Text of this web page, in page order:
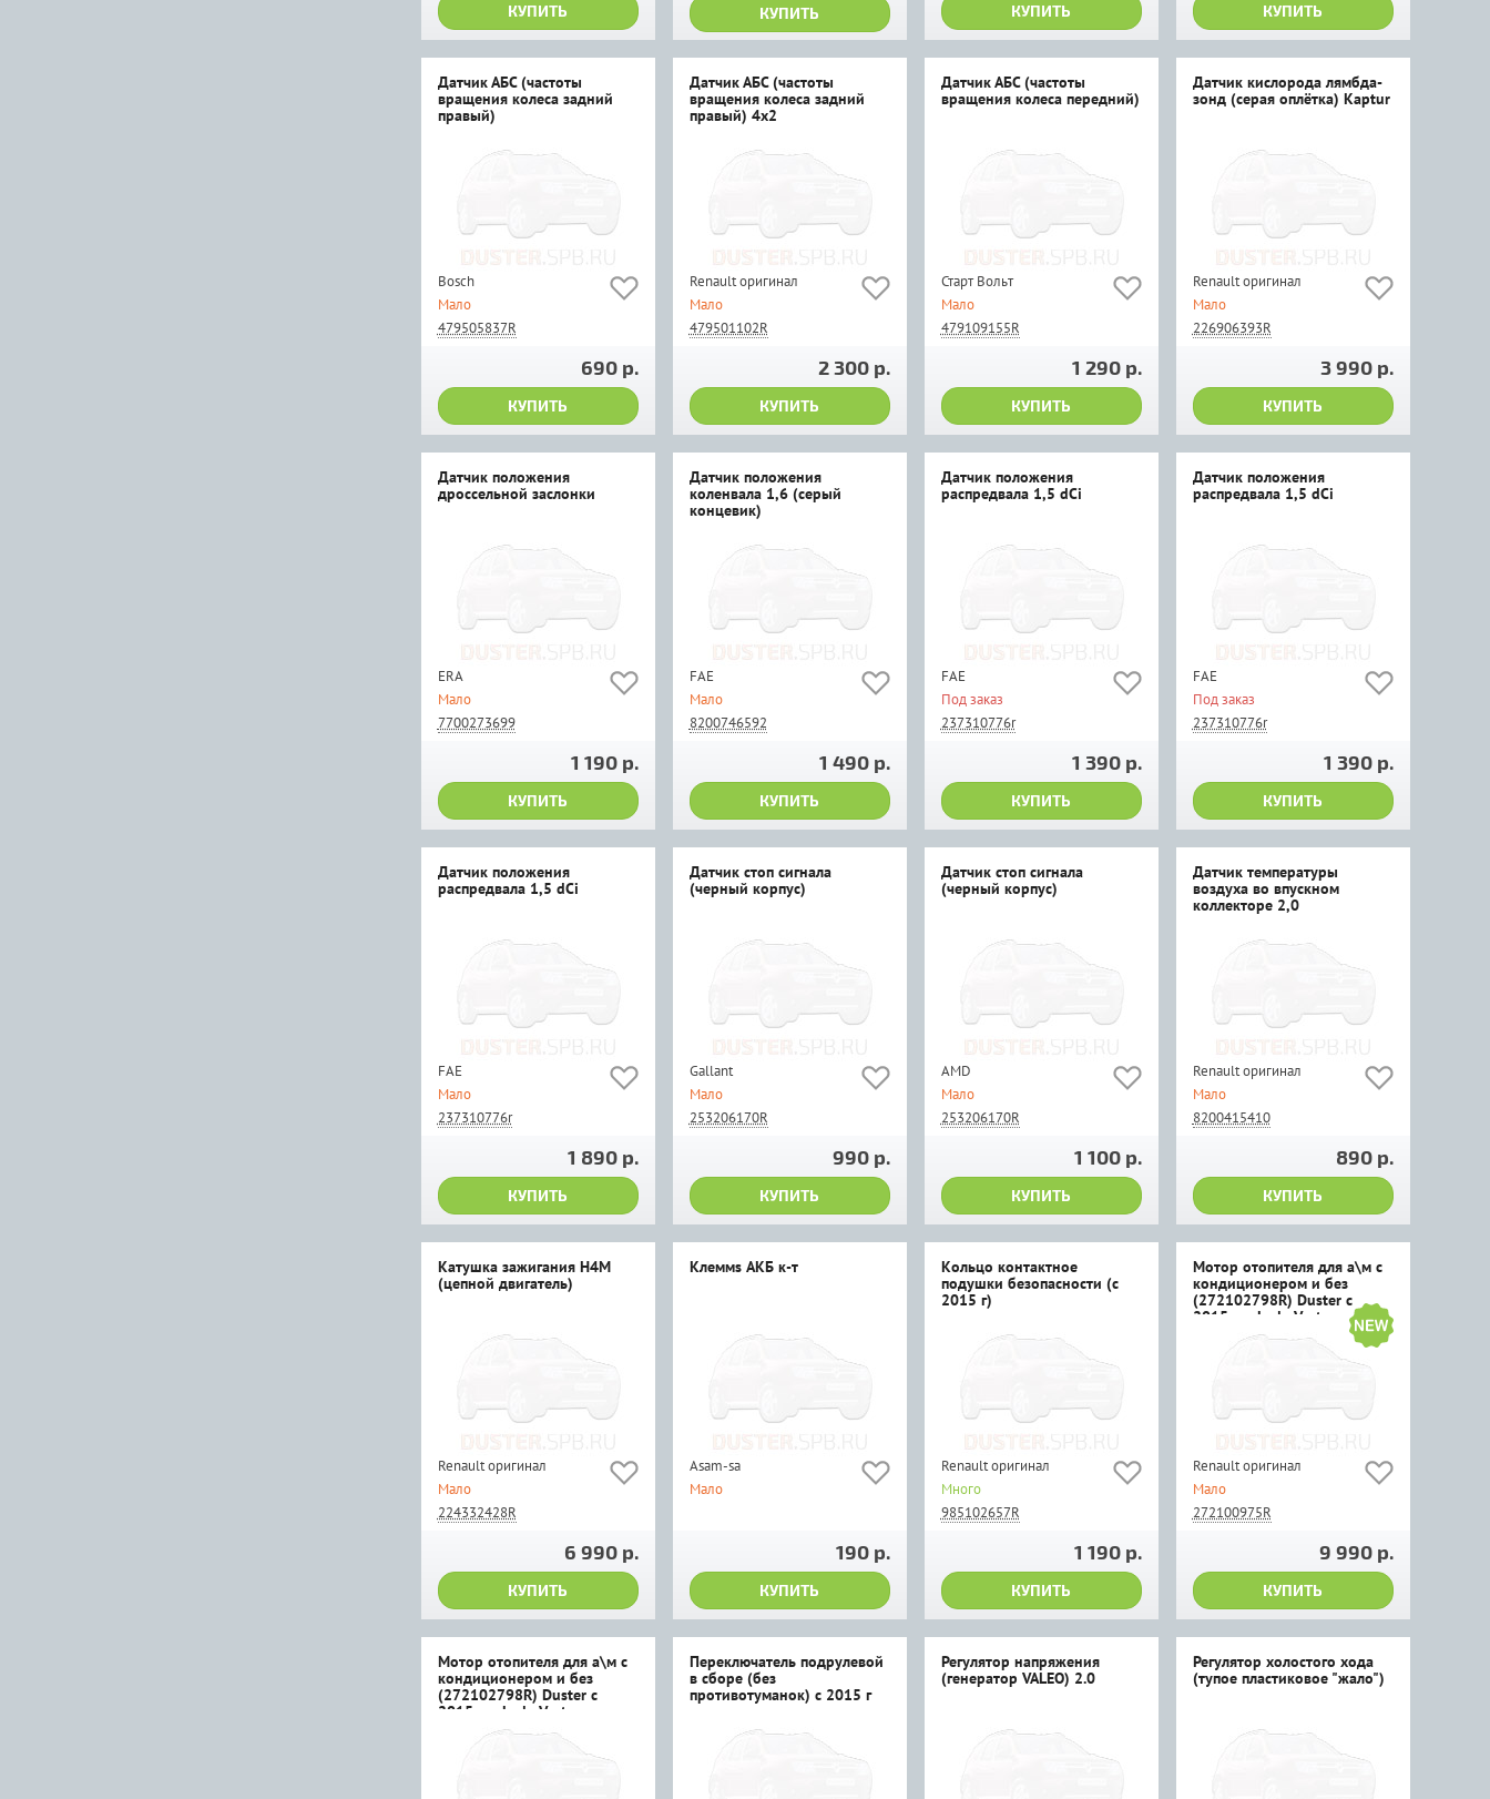
КУПИТЬ КУПИТЬ КУПИТЬ КУПИТЬ
Датчик АБС (частоты
вращения колеса задний
правый)
Bosch
Мало
479505837R
690 р.
КУПИТЬ
Датчик АБС (частоты
вращения колеса задний
правый) 4x2
Renault оригинал
Мало
479501102R
2 300 р.
КУПИТЬ
Датчик АБС (частоты
вращения колеса передний)
Старт Вольт
Мало
479109155R
1 290 р.
КУПИТЬ
Датчик кислорода лямбда-
зонд (серая оплётка) Kaptur
Renault оригинал
Мало
226906393R
3 990 р.
КУПИТЬ
Датчик положения
дроссельной заслонки
ERA
Мало
7700273699
1 190 р.
КУПИТЬ
Датчик положения
коленвала 1,6 (серый
концевик)
FAE
Мало
8200746592
1 490 р.
КУПИТЬ
Датчик положения
распредвала 1,5 dCi
FAE
Под заказ
237310776r
1 390 р.
КУПИТЬ
Датчик положения
распредвала 1,5 dCi
FAE
Под заказ
237310776r
1 390 р.
КУПИТЬ
Датчик положения
распредвала 1,5 dCi
FAE
Мало
237310776r
1 890 р.
КУПИТЬ
Датчик стоп сигнала
(черный корпус)
Gallant
Мало
253206170R
990 р.
КУПИТЬ
Датчик стоп сигнала
(черный корпус)
AMD
Мало
253206170R
1 100 р.
КУПИТЬ
Датчик температуры
воздуха во впускном
коллекторе 2,0
Renault оригинал
Мало
8200415410
890 р.
КУПИТЬ
Катушка зажигания H4M
(цепной двигатель)
Renault оригинал
Мало
224332428R
6 990 р.
КУПИТЬ
Клеммs АКБ к-т
Asam-sa
Мало
190 р.
КУПИТЬ
Кольцо контактное
подушки безопасности (с
2015 г)
Renault оригинал
Много
985102657R
1 190 р.
КУПИТЬ
Мотор отопителя для а\м с
кондиционером и без
(272102798R) Duster c
2015г.в. , Lada Vesta
Renault оригинал
Мало
272100975R
9 990 р.
КУПИТЬ
Мотор отопителя для а\м с
кондиционером и без
(272102798R) Duster c
2015г.в. , Lada Vesta
Переключатель подрулевой
в сборе (без
противотуманок) с 2015 г
Регулятор напряжения
(генератор VALEO) 2.0
Регулятор холостого хода
(тупое пластиковое "жало")